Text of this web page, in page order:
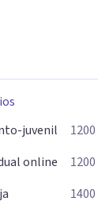
juvenil
1200
online
1200
1400